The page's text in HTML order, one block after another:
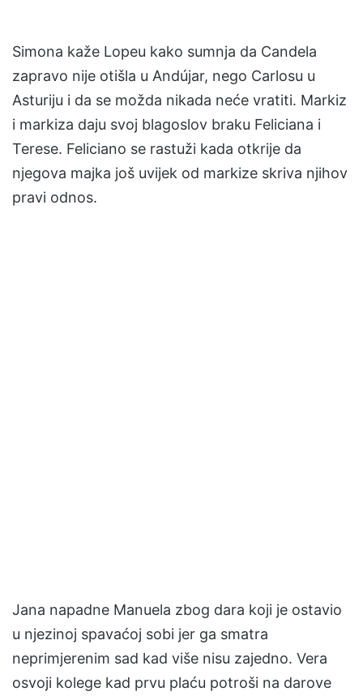
Simona kaže Lopeu kako sumnja da Candela
zapravo nije otišla u Andújar, nego Carlosu u
Asturiju i da se možda nikada neće vratiti. Markiz
i markiza daju svoj blagoslov braku Feliciana i
Terese. Feliciano se rastuži kada otkrije da
njegova majka još uvijek od markize skriva njihov
pravi odnos.
Jana napadne Manuela zbog dara koji je ostavio
u njezinoj spavaćoj sobi jer ga smatra
neprimjerenim sad kad više nisu zajedno. Vera
osvoji kolege kad prvu plaću potroši na darove